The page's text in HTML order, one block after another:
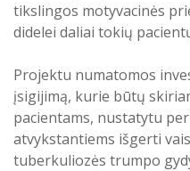
tikslingos motyvacinės
didelei daliai tokių
Projektu numatomos
įsigijimą, kurie būtų
pacientams, nustatytu
atvykstantiems išgerti
tuberkuliozės trumpo